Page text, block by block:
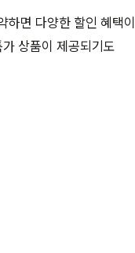
면 다양한 할인 혜택이
상품이 제공되기도